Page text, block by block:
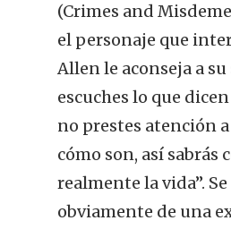
(Crimes and
el personaje que
Allen le aconseja a su
escuches lo que
no prestes atención
cómo son, así sabrás
realmente la vida”.
obviamente de una